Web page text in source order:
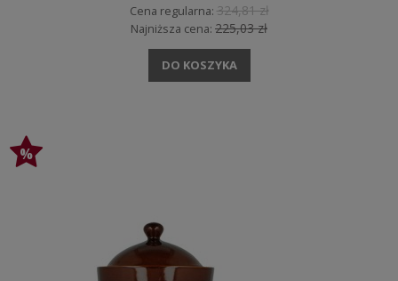
Cena regularna: 324,81 zł
Najniższa cena: 225,03 zł
DO KOSZYKA